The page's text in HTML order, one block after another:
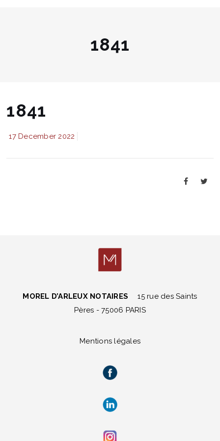
1841
1841
17 December 2022
MOREL D’ARLEUX NOTAIRES
15 rue des Saints
Pères - 75006 PARIS
Mentions légales